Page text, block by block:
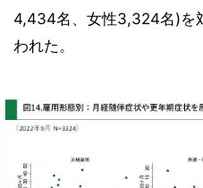
4,434名、女性3,324名)を
われた。